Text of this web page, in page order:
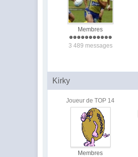
Membres
3 489 messages
Kirky
Joueur de TOP 14
Membres